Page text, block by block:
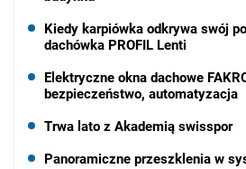
Kiedy karpiówka odkrywa swój
dachówka PROFIL Lenti
Elektryczne okna dachowe
bezpieczeństwo, automatyzacja
Trwa lato z Akademią swisspor
Panoramiczne przeszklenia w